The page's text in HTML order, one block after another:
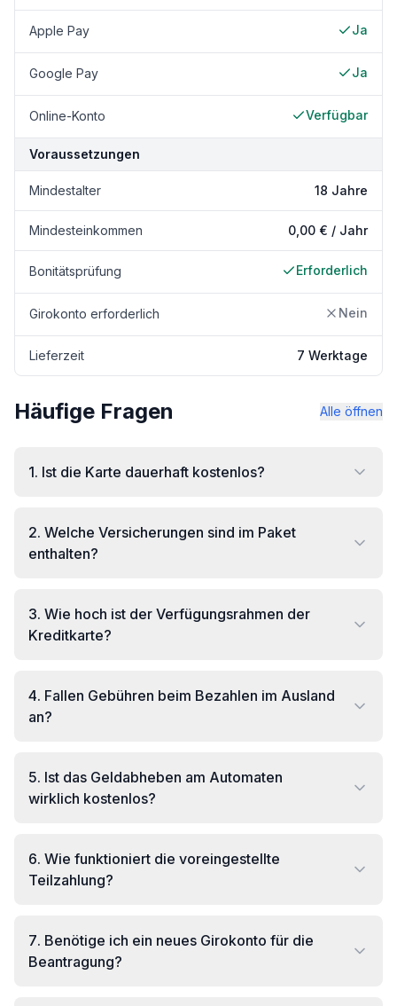
Apple Pay Ja
Google Pay Ja
Online-Konto Verfügbar
Voraussetzungen
Mindestalter 18 Jahre
Mindesteinkommen 0,00 € / Jahr
Bonitätsprüfung Erforderlich
Girokonto erforderlich Nein
Lieferzeit 7 Werktage
Häufige Fragen Alle öffnen
1. Ist die Karte dauerhaft kostenlos?
2. Welche Versicherungen sind im Paket
enthalten?
3. Wie hoch ist der Verfügungsrahmen der
Kreditkarte?
4. Fallen Gebühren beim Bezahlen im Ausland
an?
5. Ist das Geldabheben am Automaten
wirklich kostenlos?
6. Wie funktioniert die voreingestellte
Teilzahlung?
7. Benötige ich ein neues Girokonto für die
Beantragung?